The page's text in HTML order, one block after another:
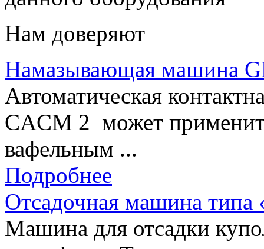
Нам доверяют
Намазывающая машина
Автоматическая
CAСM 2 может
вафельным ...
Подробнее
Отсадочная машина
Машина для отсадки